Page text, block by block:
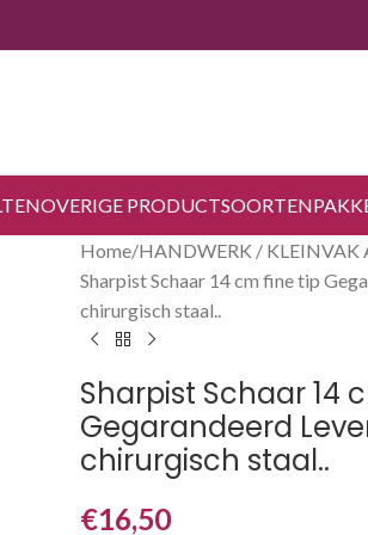
OVERIGE PRODUCTSOORTEN
Home HANDWERK / KLEINVAK
Sharpist Schaar 14 cm fine tip
chirurgisch staal..
Sharpist Schaar 14
Gegarandeerd
chirurgisch staal..
€16,50